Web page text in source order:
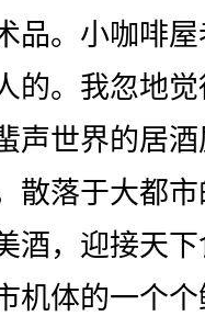
品。小咖啡
的。我忽地
声世界的居
散落于大都
酒，迎接天
机体的一个